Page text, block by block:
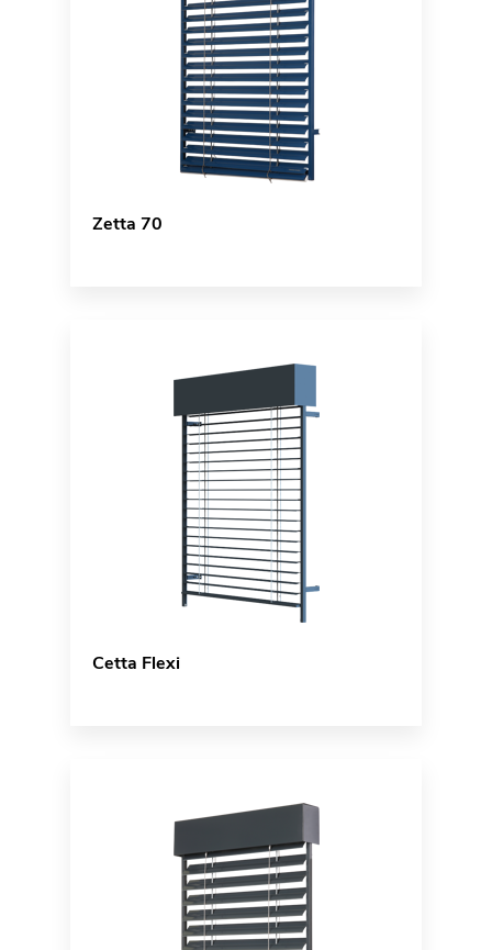
Zetta 70
Cetta Flexi